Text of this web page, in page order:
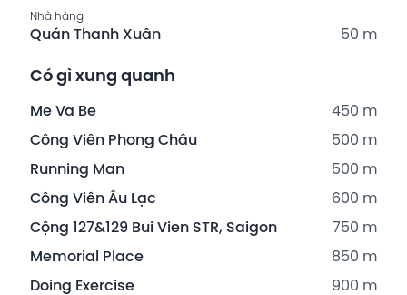
Nhà hàng
Quán Thanh Xuân 50 m
Có gì xung quanh
Me Va Be
450 m
Công Viên Phong Châu
500 m
Running Man
500 m
Công Viên Âu Lạc
600 m
Cộng 127&129 Bui Vien STR, Saigon
750 m
Memorial Place
850 m
Doing Exercise
900 m